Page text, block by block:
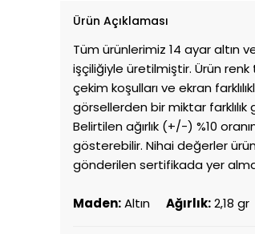
Ürün Açıklaması
Tüm ürünlerimiz 14 ayar altın
işçiliğiyle üretilmiştir. Ürün
çekim koşulları ve ekran
görsellerden bir miktar farklılık
Belirtilen ağırlık (+/-) %10
gösterebilir. Nihai değerler
gönderilen sertifikada yer
Maden:Altın Ağırlık:2,18